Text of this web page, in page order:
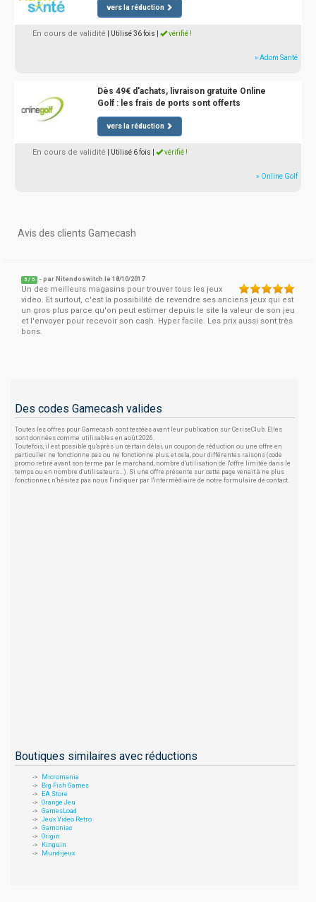
vers la réduction
En cours de validité | Utilisé 36 fois vérifié !
» Adom Santé
Dès 49€ d'achats, livraison gratuite Online
Golf : les frais de ports sont offerts
vers la réduction
En cours de validité | Utilisé 6 fois vérifié !
» Online Golf
Avis des clients Gamecash
5 / 5 - par Nitendoswitch le 18/10/2017
Un des meilleurs magasins pour trouver tous les jeux
video. Et surtout, c'est la possibilité de revendre ses anciens jeux qui est
un gros plus parce qu'on peut estimer depuis le site la valeur de son jeu
et l'envoyer pour recevoir son cash. Hyper facile. Les prix aussi sont très
bons.
Des codes Gamecash valides
Toutes les offres pour Gamecash sont testées avant leur publication sur CeriseClub. Elles
sont données comme utilisables en août 2026.
Toutefois, il est possible qu'après un certain délai, un coupon de réduction ou une offre en
particulier ne fonctionne pas ou ne fonctionne plus, et cela, pour différentes raisons (code
promo retiré avant son terme par le marchand, nombre d'utilisation de l'offre limitée dans le
temps ou en nombre d'utilisateurs...). Si une offre présente sur cette page venait à ne plus
fonctionner, n'hésitez pas nous l'indiquer par l'intermédiaire de notre formulaire de contact.
Boutiques similaires avec réductions
Micromania
Big Fish Games
EA Store
Orange Jeu
GamesLoad
Jeux Video Retro
Gamoniac
Origin
Kinguin
Mundijeux